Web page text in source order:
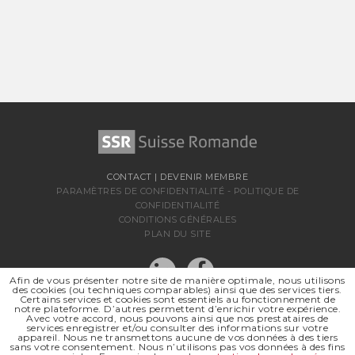
CONTACT | DEVENIR MEMBRE
PARAMÈTRES DE CONFIDENTIALITÉ - POLITIQUE DE
CONFIDENTIALITÉ
CONDITIONS GÉNÉRALES
PLAN DU SITE
SSR SUISSE ROMANDE
Afin de vous présenter notre site de manière optimale, nous utilisons
des cookies (ou techniques comparables) ainsi que des services tiers.
Certains services et cookies sont essentiels au fonctionnement de
notre plateforme. D’autres permettent d’enrichir votre expérience.
Avec votre accord, nous pouvons ainsi que nos prestataires de
services enregistrer et/ou consulter des informations sur votre
appareil. Nous ne transmettons aucune de vos données à des tiers
sans votre consentement. Nous n’utilisons pas vos données à des fins